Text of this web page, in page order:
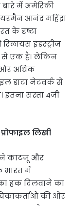
में अमेरिकी
आनंद महिंद्रा
के दृष्टा
इंडस्ट्रीज
से एक है। लेकिन
अधिक
डाटा नेटवर्क से
इतना सस्ता 4जी
लिखी
ने काटजू और
भारत में
हक दिलवाने का
की ओर